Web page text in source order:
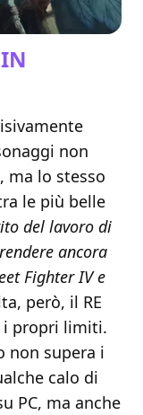
non
ma lo stesso
le più belle
del lavoro di
ancora
Fighter IV e
però, il RE
i propri limiti.
non supera i
calo di
PC, ma anche